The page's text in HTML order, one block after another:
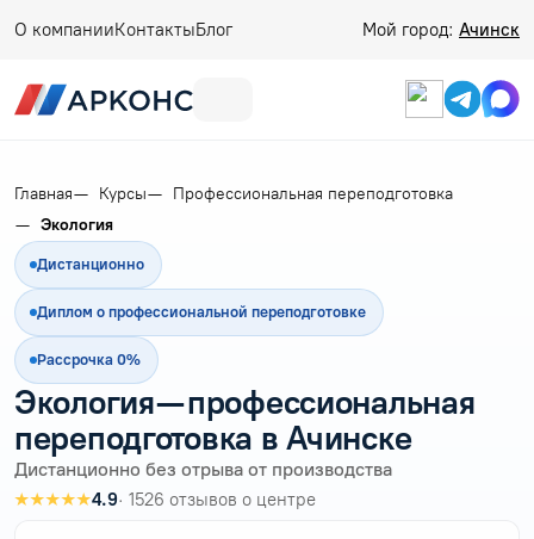
О компанииКонтактыБлог Мой город: Ачинск
Главная Курсы
Профессиональная переподготовка
Экология
Дистанционно
Диплом о профессиональной переподготовке
Рассрочка 0%
Экология — профессиональная
переподготовка в Ачинске
Дистанционно без отрыва от производства
★★★★★4.9· 1526 отзывов о центре